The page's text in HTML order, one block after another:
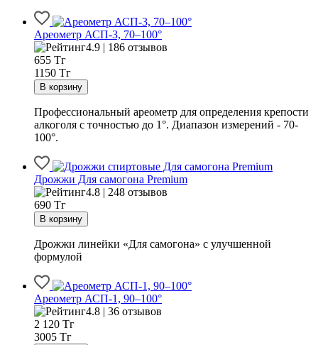
Ареометр АСП-3, 70–100°
4.9 | 186 отзывов
655 Тг
1150 Тг
Профессиональный ареометр для определения крепости
алкоголя с точностью до 1°. Диапазон измерений - 70-
100°.
Дрожжи Для самогона Premium
4.8 | 248 отзывов
690 Тг
Дрожжи линейки «Для самогона» с улучшенной
формулой
Ареометр АСП-1, 90–100°
4.8 | 36 отзывов
2 120 Тг
3005 Тг